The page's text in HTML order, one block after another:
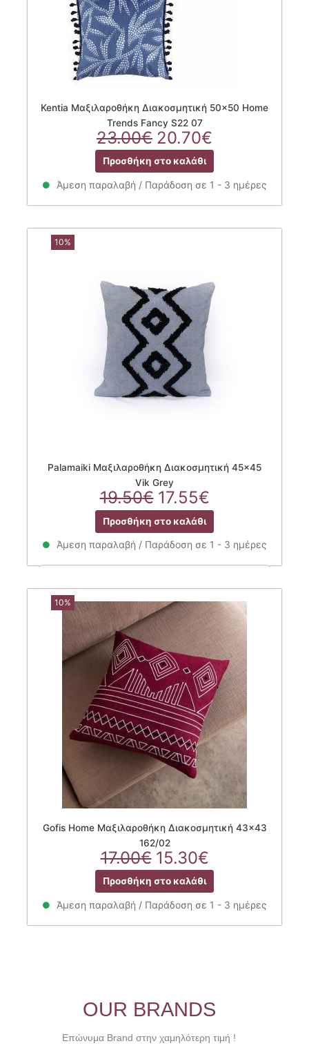
Kentia Μαξιλαροθήκη Διακοσμητική 50×50 Home
Trends Fancy S22 07
23.00€ Original
price
was:
23.00€.
20.70€
τρέχουσα
τιμή
είναι:
20.70€.
Προσθήκη στο καλάθι
Άμεση παραλαβή / Παράδοση σε 1 - 3 ημέρες
10%
Palamaiki Μαξιλαροθήκη Διακοσμητική 45×45
Vik Grey
19.50€ Original
price
was:
19.50€.
17.55€Η
τρέχουσα
τιμή
είναι:
Προσθήκη στο καλάθι
Άμεση παραλαβή / Παράδοση σε 1 - 3 ημέρες
10%
Gofis Home Μαξιλαροθήκη Διακοσμητική 43×43
162/02
17.00€ Original
price
was:
17.00€.
15.30€Η
τρέχουσα
τιμή
είναι:
15.30€.
Προσθήκη στο καλάθι
Άμεση παραλαβή / Παράδοση σε 1 - 3 ημέρες
OUR BRANDS
Επώνυμα Brand στην χαμηλότερη τιμή !